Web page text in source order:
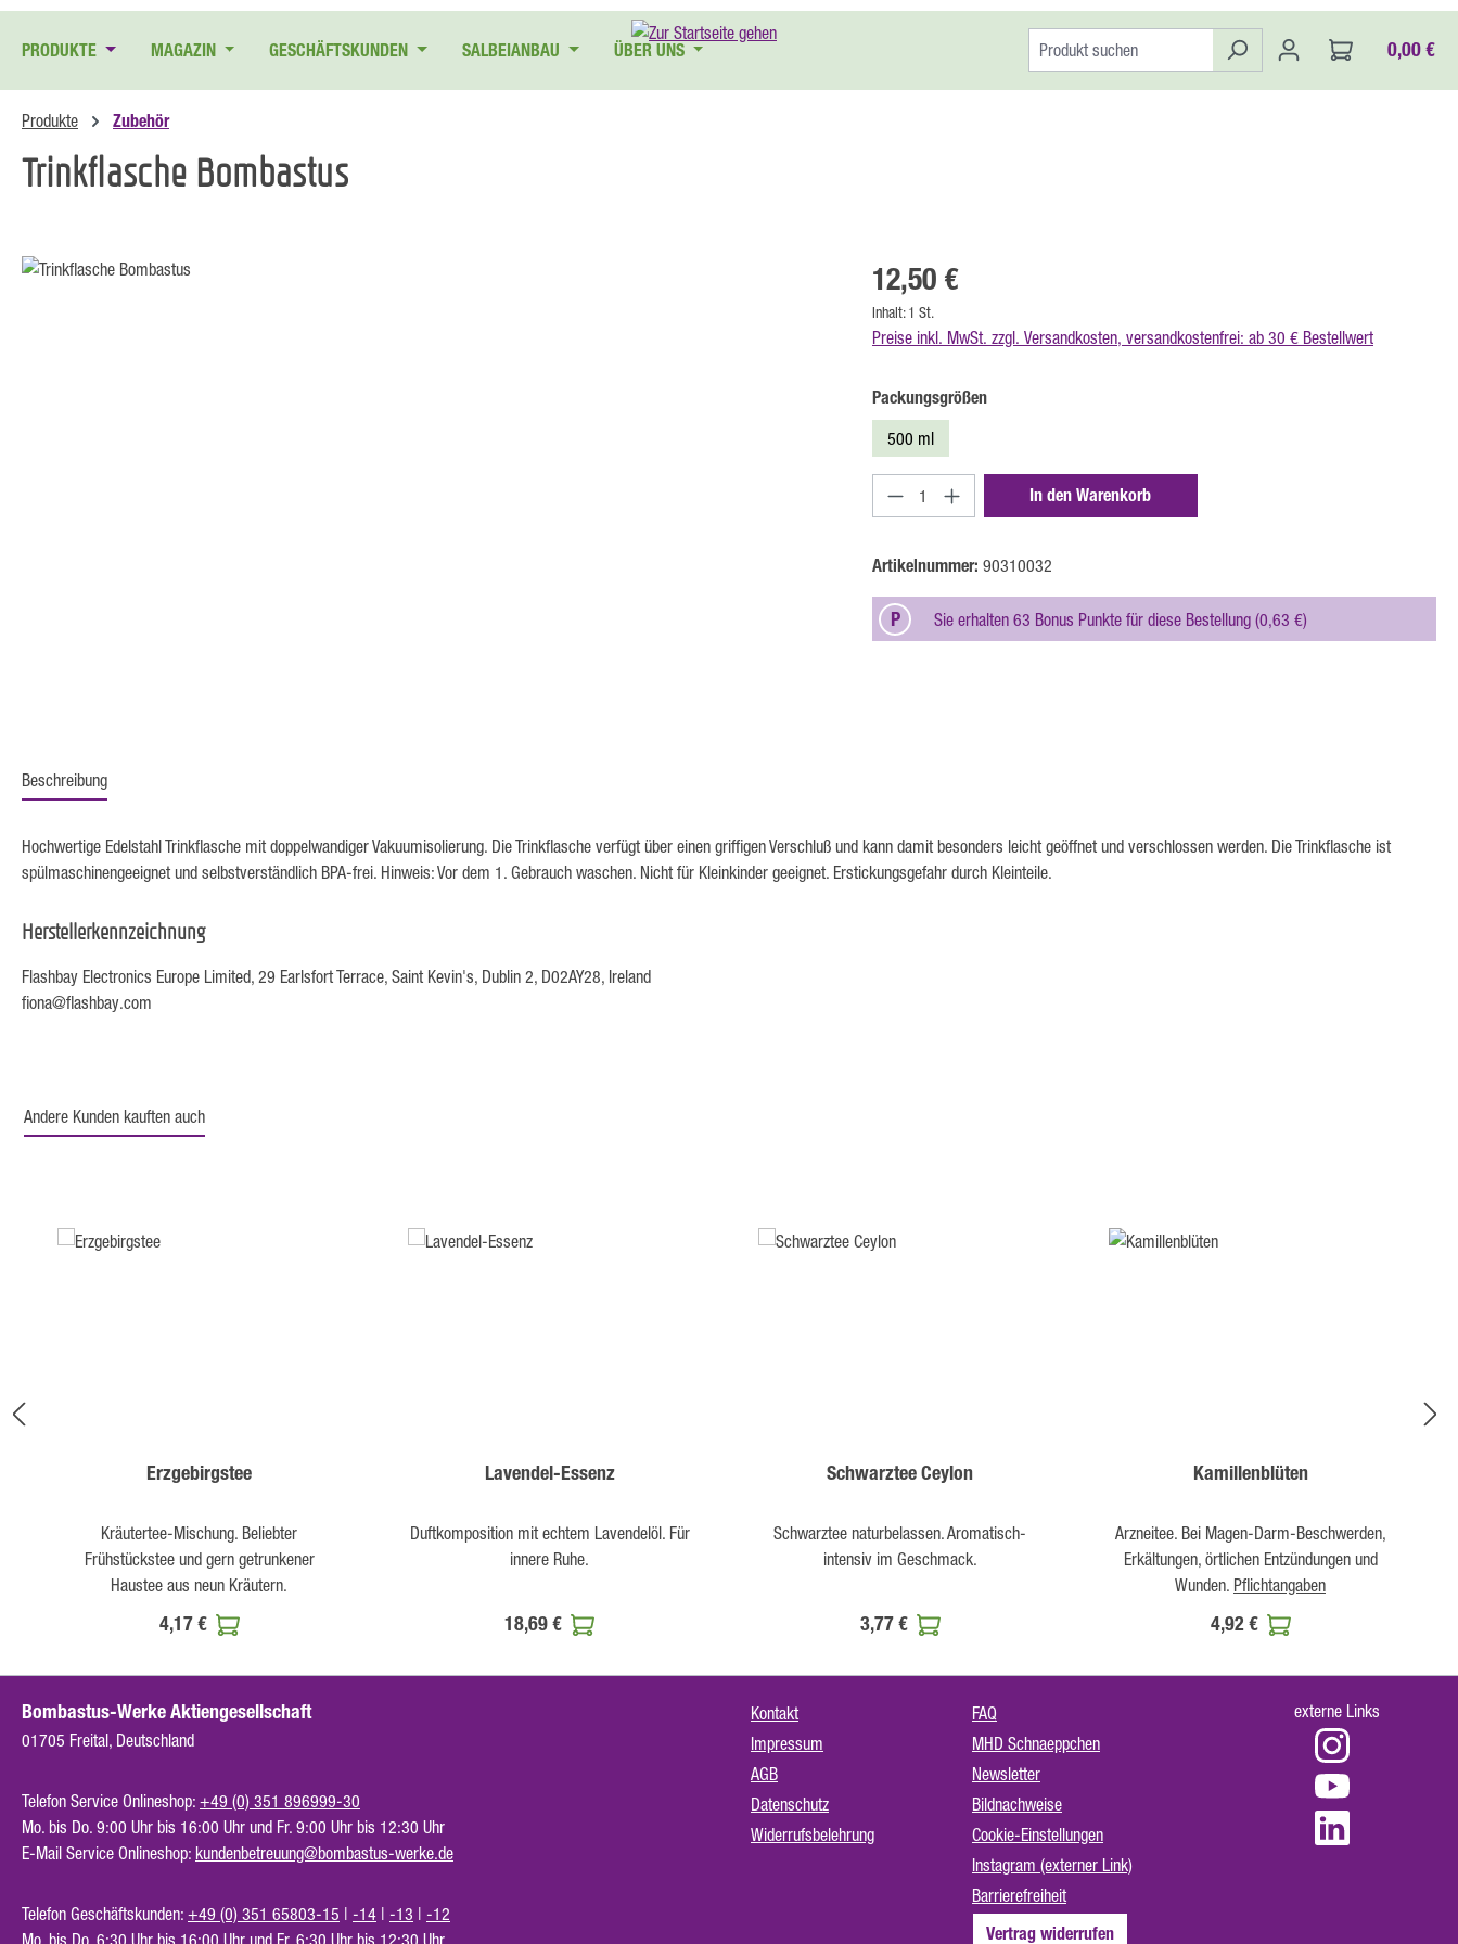
PRODUKTE
MAGAZIN GESCHÄFTSKUNDEN SALBEIANBAU ÜBER UNS 0,00 €
Produkte Zubehör
Trinkflasche Bombastus
Bildergalerie überspringen Regulärer Preis:
12,50 €
Inhalt:1 St.
Preise inkl. MwSt. zzgl. Versandkosten, versandkostenfrei: ab 30 € Bestellwert
Packungsgrößenauswählen
500 ml
Produkt Anzahl: Gib den gewünschten Wert ein oder
In den Warenkorb
Artikelnummer: 90310032
P Sie erhalten 63 Bonus Punkte für diese Bestellung (0,63 €)
Beschreibung
Hochwertige Edelstahl Trinkflasche mit doppelwandiger Vakuumisolierung. Die Trinkflasche verfügt über einen griffigen Verschluß und kann damit besonders leicht geöffnet und verschlossen werden. Die Trinkflasche ist
spülmaschinengeeignet und selbstverständlich BPA-frei. Hinweis: Vor dem 1. Gebrauch waschen. Nicht für Kleinkinder geeignet. Erstickungsgefahr durch Kleinteile.
Herstellerkennzeichnung
Flashbay Electronics Europe Limited, 29 Earlsfort Terrace, Saint Kevin's, Dublin 2, D02AY28, Ireland
fiona@flashbay.com
Andere Kunden kauften auch
Erzgebirgstee
Kräutertee-Mischung. Beliebter
Frühstückstee und gern getrunkener
Haustee aus neun Kräutern.
4,17 €
Lavendel-Essenz
Duftkomposition mit echtem Lavendelöl. Für
innere Ruhe.
18,69 €
Schwarztee Ceylon
Schwarztee naturbelassen. Aromatisch-
intensiv im Geschmack.
3,77 €
Kamillenblüten
Arzneitee. Bei Magen-Darm-Beschwerden,
Erkältungen, örtlichen Entzündungen und
Wunden. Pflichtangaben
4,92 €
Bombastus-Werke Aktiengesellschaft
01705 Freital, Deutschland
Telefon Service Onlineshop: +49 (0) 351 896999-30
Mo. bis Do. 9:00 Uhr bis 16:00 Uhr und Fr. 9:00 Uhr bis 12:30 Uhr
E-Mail Service Onlineshop: kundenbetreuung@bombastus-werke.de
Telefon Geschäftskunden: +49 (0) 351 65803-15 | -14 | -13 | -12
Mo. bis Do. 6:30 Uhr bis 16:00 Uhr und Fr. 6:30 Uhr bis 12:30 Uhr
Kontakt
Impressum
AGB
Datenschutz
Widerrufsbelehrung
FAQ
MHD Schnaeppchen
Newsletter
Bildnachweise
Cookie-Einstellungen
Instagram (externer Link)
Barrierefreiheit
Vertrag widerrufen
externe Links